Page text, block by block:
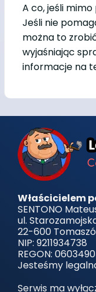
A co, jeśli
Jeśli nie
można to
wyjaśniając
informacje na
Właścicielem
SENTONO
ul.
22-600
NIP: 9211934738
REGON:
Jesteśmy
Serwis ma